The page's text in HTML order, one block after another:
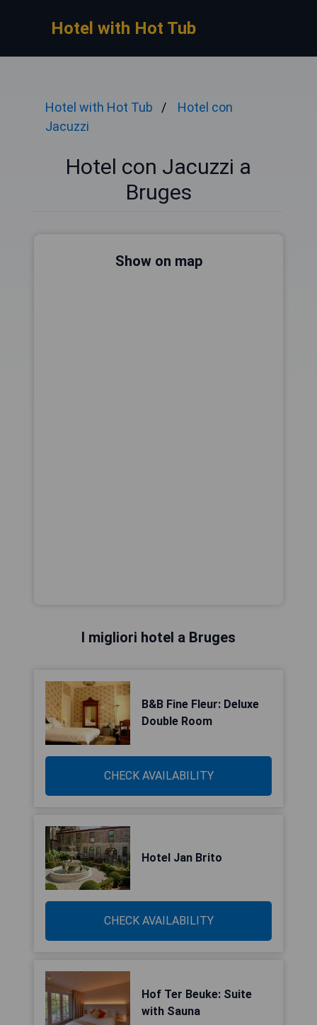
Hotel with Hot Tub
Hotel with Hot Tub
Hotel con
Jacuzzi
Hotel con Jacuzzi a
Bruges
Show on map
I migliori hotel a Bruges
B&B Fine Fleur: Deluxe
Double Room
CHECK AVAILABILITY
Hotel Jan Brito
CHECK AVAILABILITY
Hof Ter Beuke: Suite
with Sauna